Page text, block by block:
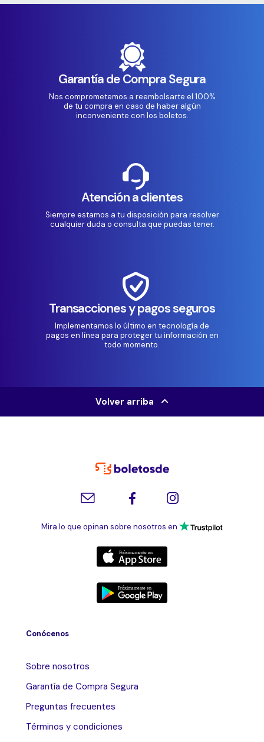
Garantía de Compra Segura
Nos comprometemos a reembolsarte el 100%
de tu compra en caso de haber algún
inconveniente con los boletos.
Atención a clientes
Siempre estamos a tu disposición para resolver
cualquier duda o consulta que puedas tener.
Transacciones y pagos seguros
Implementamos lo último en tecnología de
pagos en línea para proteger tu información en
todo momento.
Volver arriba
Mira lo que opinan sobre nosotros en
Conócenos
Sobre nosotros
Garantía de Compra Segura
Preguntas frecuentes
Términos y condiciones